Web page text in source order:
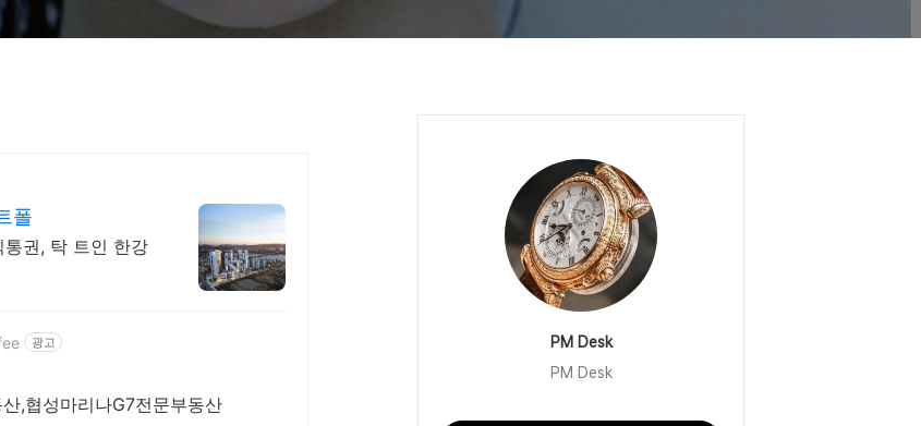
폴
권, 탁 트인 한강
광고
,협성마리나G7전문부동산
PM Desk
PM Desk